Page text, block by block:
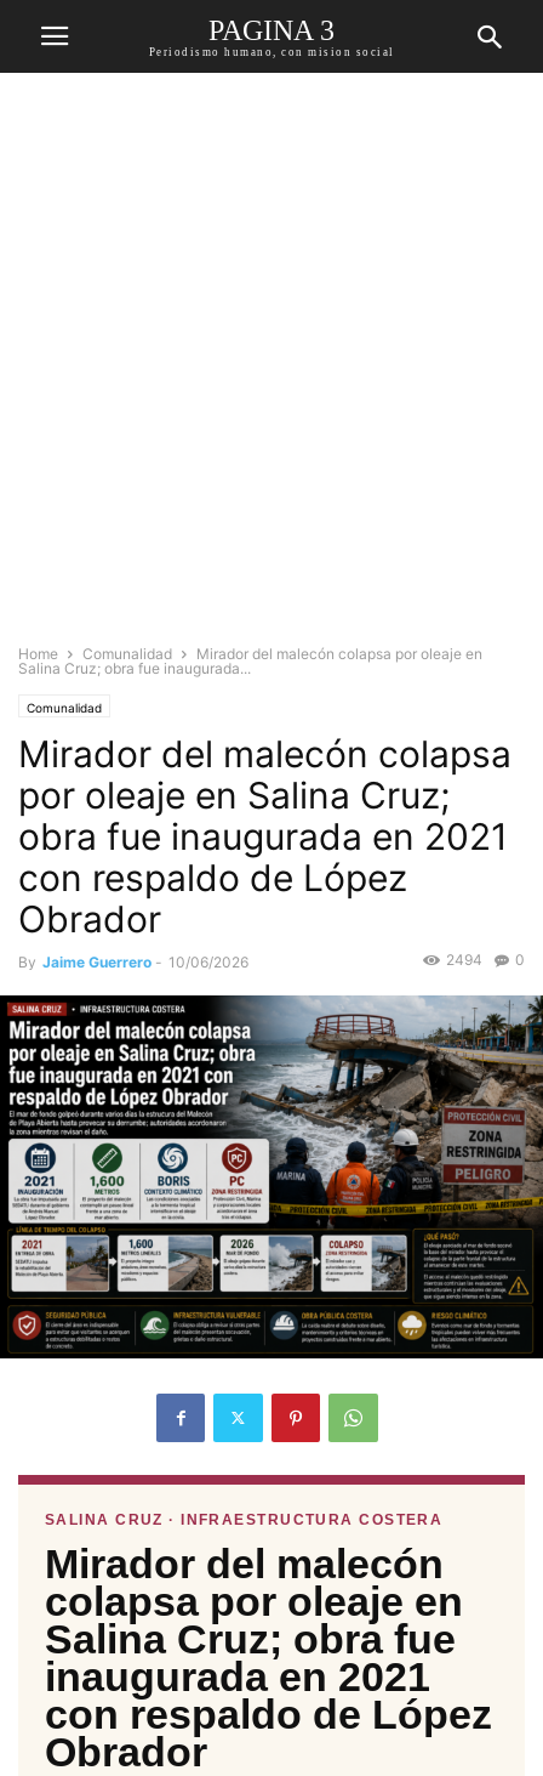
PAGINA 3
Periodismo humano, con mision social
Home Comunalidad
Mirador del malecón colapsa por oleaje en
Salina Cruz; obra fue inaugurada...
Comunalidad
Mirador del malecón colapsa
por oleaje en Salina Cruz;
obra fue inaugurada en 2021
con respaldo de López
Obrador
By Jaime Guerrero - 10/06/2026 0
2494
SALINA CRUZ · INFRAESTRUCTURA COSTERA
Mirador del malecón
colapsa por oleaje en
Salina Cruz; obra fue
inaugurada en 2021
con respaldo de López
Obrador